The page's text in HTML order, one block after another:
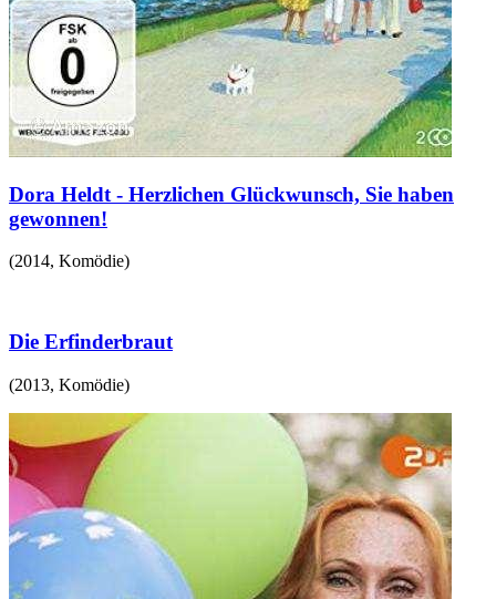
Dora Heldt - Herzlichen Glückwunsch, Sie haben
gewonnen!
(2014, Komödie)
Die Erfinderbraut
(2013, Komödie)